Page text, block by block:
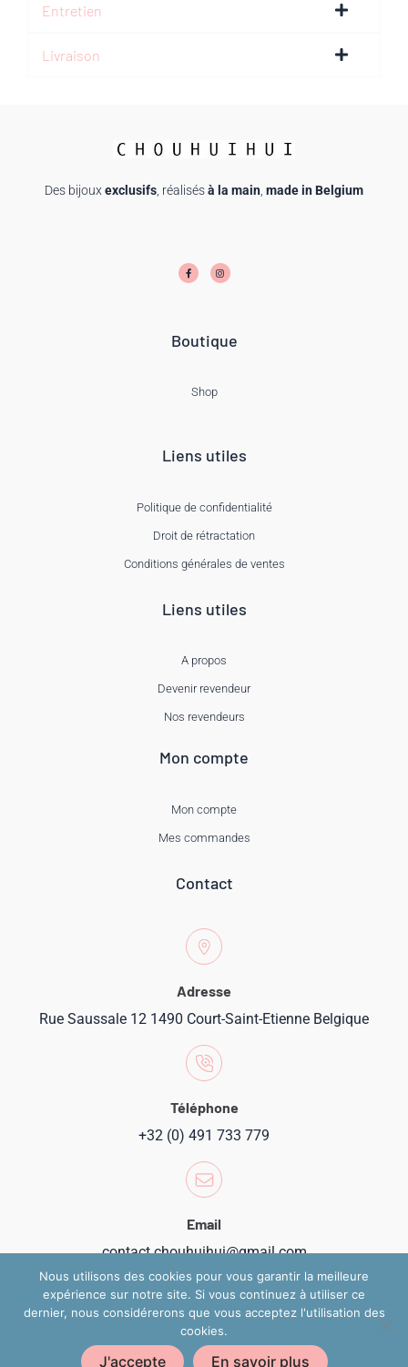
Entretien
Livraison
Des bijoux exclusifs , réalisésà la main made in Belgium
c
e
b
s
t
a
Boutique
Shop
Liens utiles
Politique de confidentialité
Droit de rétractation
Conditions générales de ventes
Liens utiles
A propos
Devenir revendeur
Nos revendeurs
Mon compte
Mon compte
Mes commandes
Contact
Adresse
Rue Saussale 12 1490 Court-Saint-Etienne Belgique
Téléphone
+32 (0) 491 733 779
Email
contact.chouhuihui@gmail.com
Copyright 2024 @ Chouhuihui
Nous utilisons des cookies pour vous garantir la meilleure
expérience sur notre site. Si vous continuez à utiliser ce
dernier, nous considérerons que vous acceptez l'utilisation des
cookies.
J'accepte En savoir plus